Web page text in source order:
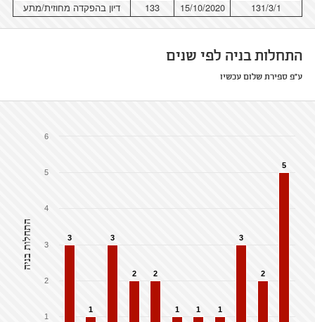
131/3/1
15/10/2020
133 דיון בהפקדה מחוזית/מתע
התחלות בניה לפי שנים
ע"פ ספירת שלום עכשיו
התחלות בניה
1
2
3
4
5
6
3
1
3
2 2
1 1 1
3
2
5